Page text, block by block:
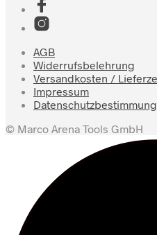
AGB
Widerrufsbelehrung
Versandkosten /
Impressum
Datenschutzbestimmung
© Marco Arena Tools GmbH